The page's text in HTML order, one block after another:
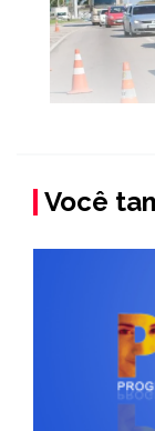
Você